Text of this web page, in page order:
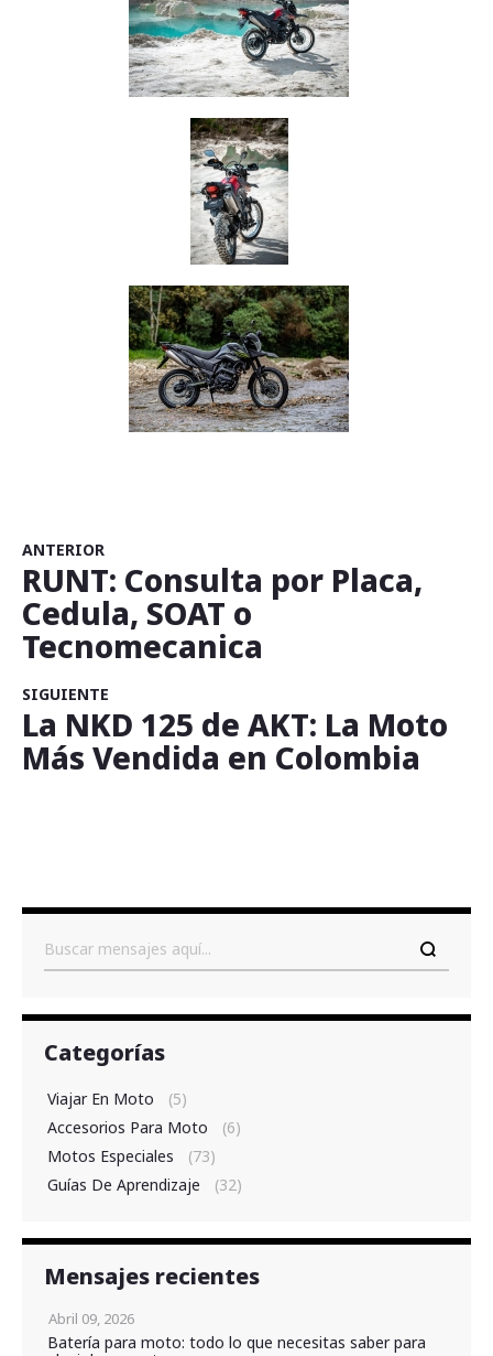
ANTERIOR
RUNT: Consulta por Placa,
Cedula, SOAT o
Tecnomecanica
SIGUIENTE
La NKD 125 de AKT: La Moto
Más Vendida en Colombia
Buscar
Categorías
Viajar En Moto
(5)
Accesorios Para Moto
(6)
Motos Especiales
(73)
Guías De Aprendizaje
(32)
Mensajes recientes
Abril 09, 2026
Batería para moto: todo lo que necesitas saber para